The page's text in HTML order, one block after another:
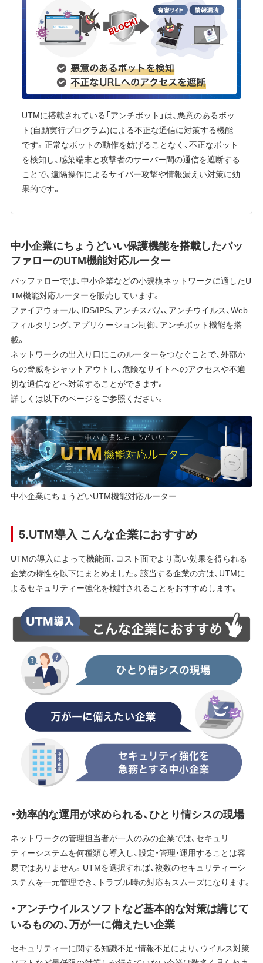
UTMに搭載されている「アンチボット」は、悪意のあるボッ
ト(自動実行プログラム)による不正な通信に対策する機能
です。正常なボットの動作を妨げることなく、不正なボット
を検知し、感染端末と攻撃者のサーバー間の通信を遮断する
ことで、遠隔操作によるサイバー攻撃や情報漏えい対策に効
果的です。
中小企業にちょうどいい保護機能を搭載したバッ
ファローのUTM機能対応ルーター
バッファローでは、中小企業などの小規模ネットワークに適したU
TM機能対応ルーターを販売しています。
ファイアウォール、IDS/IPS、アンチスパム、アンチウイルス、Web
フィルタリング、アプリケーション制御、アンチボット機能を搭
載。
ネットワークの出入り口にこのルーターをつなぐことで、外部か
らの脅威をシャットアウトし、危険なサイトへのアクセスや不適
切な通信などへ対策することができます。
詳しくは以下のページをご参照ください。
中小企業にちょうどいUTM機能対応ルーター
5.UTM導入 こんな企業におすすめ
UTMの導入によって機能面、コスト面でより高い効果を得られる
企業の特性を以下にまとめました。該当する企業の方は、UTMに
よるセキュリティー強化を検討されることをおすすめします。
・効率的な運用が求められる、ひとり情シスの現場
ネットワークの管理担当者が一人のみの企業では、セキュリ
ティーシステムを何種類も導入し、設定・管理・運用することは容
易ではありません。UTMを選択すれば、複数のセキュリティーシ
ステムを一元管理でき、トラブル時の対応もスムーズになります。
・アンチウイルスソフトなど基本的な対策は講じて
いるものの、万が一に備えたい企業
セキュリティーに関する知識不足・情報不足により、ウイルス対策